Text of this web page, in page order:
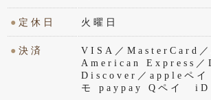
● 定休日 火曜日
●決済
VISA／MasterCard／
American Express／
Discover／appleペ
モ paypay Qペイ